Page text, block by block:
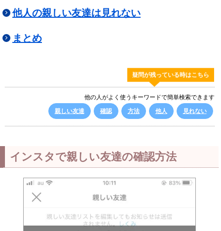
他人の親しい友達は見れない
まとめ
疑問が残っている時はこちら
他の人がよく使うキーワードで簡単検索できます
親しい友達
確認 方法 他人 見れない
インスタで親しい友達の確認方法